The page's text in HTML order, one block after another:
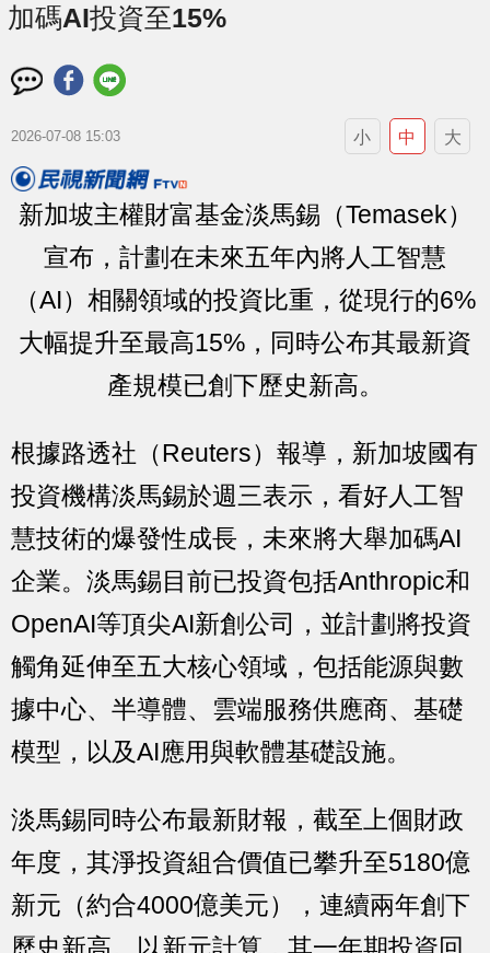
加碼AI投資至15%
2026-07-08 15:03 小 中 大
新加坡主權財富基金淡馬錫（Temasek）
宣布，計劃在未來五年內將人工智慧
（AI）相關領域的投資比重，從現行的6%
大幅提升至最高15%，同時公布其最新資
產規模已創下歷史新高。
根據路透社（Reuters）報導，新加坡國有
投資機構淡馬錫於週三表示，看好人工智
慧技術的爆發性成長，未來將大舉加碼AI
企業。淡馬錫目前已投資包括Anthropic和
OpenAI等頂尖AI新創公司，並計劃將投資
觸角延伸至五大核心領域，包括能源與數
據中心、半導體、雲端服務供應商、基礎
模型，以及AI應用與軟體基礎設施。
淡馬錫同時公布最新財報，截至上個財政
年度，其淨投資組合價值已攀升至5180億
新元（約合4000億美元），連續兩年創下
歷史新高。以新元計算，其一年期投資回